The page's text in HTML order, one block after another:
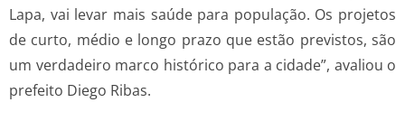
Lapa, vai levar mais saúde para população. Os projetos
de curto, médio e longo prazo que estão previstos, são
um verdadeiro marco histórico para a cidade”, avaliou o
prefeito Diego Ribas.